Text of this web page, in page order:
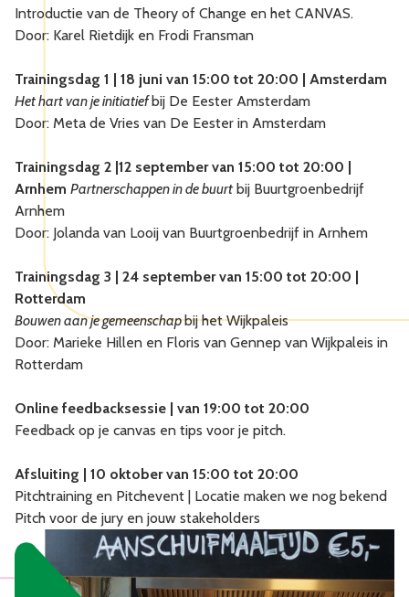
Introductie van de Theory of Change en het CANVAS.
Door: Karel Rietdijk en Frodi Fransman
Trainingsdag 1 | 18 juni van 15:00 tot 20:00 | Amsterdam
Het hart van je initiatief bij De Eester Amsterdam
Door: Meta de Vries van De Eester in Amsterdam
Trainingsdag 2 |12 september van 15:00 tot 20:00 |
Arnhem Partnerschappen in de buurt bij Buurtgroenbedrijf
Arnhem
Door: Jolanda van Looij van Buurtgroenbedrijf in Arnhem
Trainingsdag 3 | 24 september van 15:00 tot 20:00 |
Rotterdam
Bouwen aan je gemeenschapbij het Wijkpaleis
Door: Marieke Hillen en Floris van Gennep van Wijkpaleis in
Rotterdam
Online feedbacksessie | van 19:00 tot 20:00
Feedback op je canvas en tips voor je pitch.
Afsluiting | 10 oktober van 15:00 tot 20:00
Pitchtraining en Pitchevent | Locatie maken we nog bekend
Pitch voor de jury en jouw stakeholders